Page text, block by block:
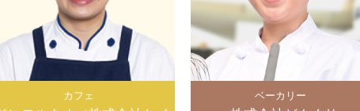
カフェ ベーカリー